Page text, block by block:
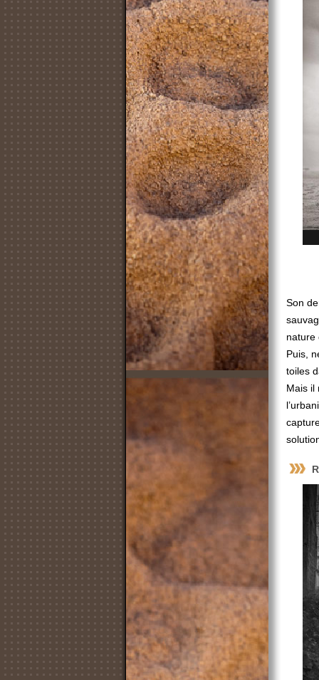
Son
nature
Puis,
toiles
Mais il